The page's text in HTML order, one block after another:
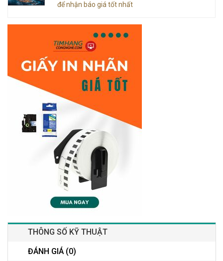
để nhận báo giá tốt nhất
THÔNG SỐ KỸ THUẬT
ĐÁNH GIÁ (0)